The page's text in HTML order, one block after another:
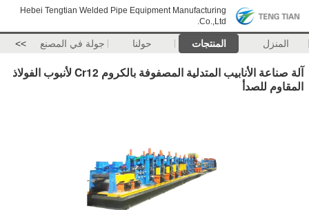
Hebei Tengtian Welded Pipe Equipment Manufacturing
Co.,Ltd.
المنزل المنتجات حولنا جولة في المصنع >>
آلة صناعة الأنابيب المتدلية المصفوفة بالكروم Cr12 لأنبوب الفولاذ
المقاوم للصدأ